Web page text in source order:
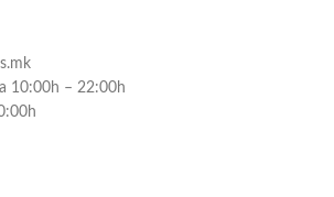
10:00h – 22:00h